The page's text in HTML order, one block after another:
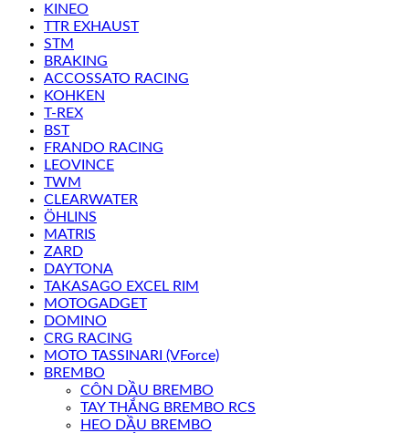
KINEO
TTR EXHAUST
STM
BRAKING
ACCOSSATO RACING
KOHKEN
T-REX
BST
FRANDO RACING
LEOVINCE
TWM
CLEARWATER
ÖHLINS
MATRIS
ZARD
DAYTONA
TAKASAGO EXCEL RIM
MOTOGADGET
DOMINO
CRG RACING
MOTO TASSINARI (VForce)
BREMBO
CÔN DẦU BREMBO
TAY THẮNG BREMBO RCS
HEO DẦU BREMBO